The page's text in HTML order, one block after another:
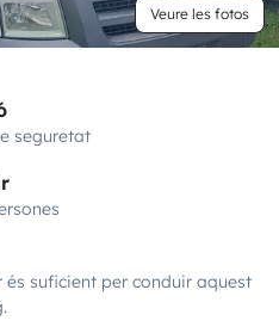
Veure les fotos
seguretat
és suficient per conduir aquest